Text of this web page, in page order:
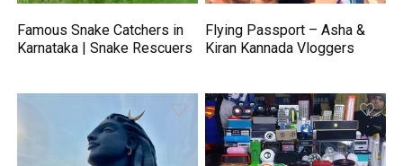
Famous Snake Catchers in
Karnataka | Snake Rescuers
Flying Passport – Asha &
Kiran Kannada Vloggers